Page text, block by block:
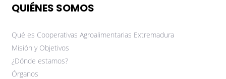
QUIÉNES SOMOS
Qué es Cooperativas Agroalimentarias Extremadura
Misión y Objetivos
¿Dónde estamos?
Órganos